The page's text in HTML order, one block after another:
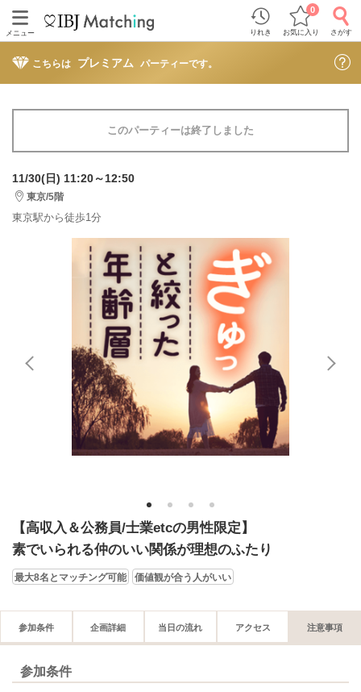
メニュー りれき お気に入り
0
さがす
こちらは プレミアム パーティーです。
このパーティーは終了しました
11/30(日) 11:20～12:50
東京/5階
東京駅から徒歩1分
1 2 3 4
【高収入＆公務員/士業etcの男性限定】
素でいられる仲のいい関係が理想のふたり
最大8名とマッチング可能 価値観が合う人がいい
参加条件 企画詳細 当日の流れ アクセス 注意事項
参加条件